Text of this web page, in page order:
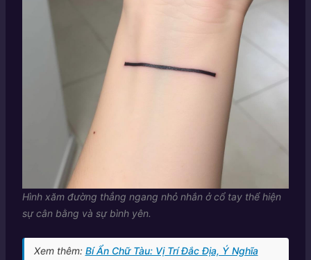
Hình xăm đường thẳng ngang nhỏ nhắn ở cổ tay thể hiện
sự cân bằng và sự bình yên.
Xem thêm: Bí Ẩn Chữ Tàu: Vị Trí Đắc Địa, Ý Nghĩa